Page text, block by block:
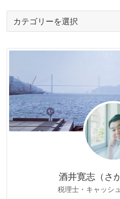
リ
酒井寛志（さ
税理士・キャッシ